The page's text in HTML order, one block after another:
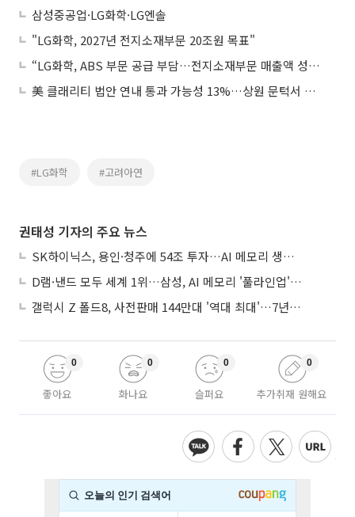
삼성중공업·LG화학·LG엔솔
"LG화학, 2027년 전지소재부문 20조원 목표"
“LG화학, ABS 부문 공급 부담…전지소재부문 매출액 성장할 것”
美 클래리티 법안 연내 통과 가능성 13%…상원 문턱서 제동
#LG화학 #고려아연
권태성 기자의 주요 뉴스
SK하이닉스, 용인·청주에 54조 투자…AI 메모리 생산기지 키운다
D램·낸드 모두 세계 1위…삼성, AI 메모리 '풀라인업'으로 승부
갤럭시 Z 폴드8, 사전판매 144만대 '역대 최대'…7년만에 갤노트10 기록 넘어
좋아요
0
화나요
0
슬퍼요
0
추가취재 원해요
0